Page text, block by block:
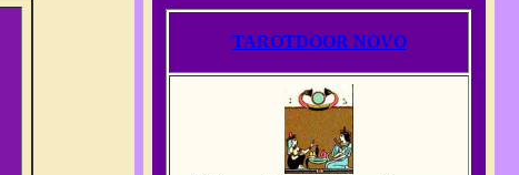
TAROTDOOR NOVO